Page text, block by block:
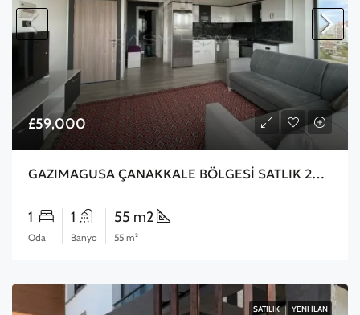
£59,000
GAZIMAGUSA ÇANAKKALE BÖLGESİ SATLIK 2+1 DAİRE
1
Oda
1
Banyo
55 m2
55 m²
SATILIK YENI İLAN